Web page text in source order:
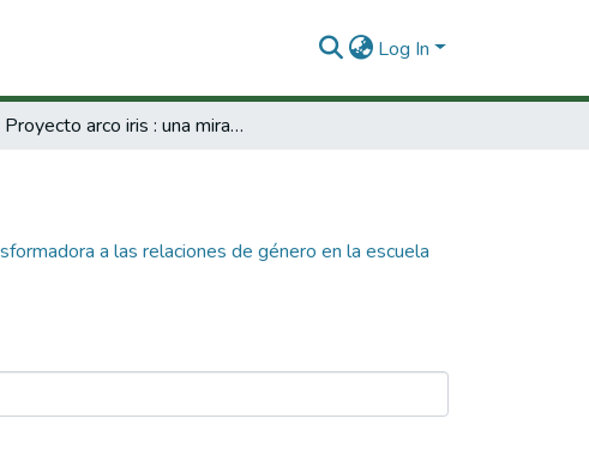
Log In
Proyecto arco iris : una mirada transformadora a las relaciones de género en la escuela
a las relaciones de género en la escuela